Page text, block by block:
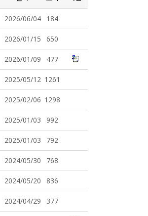
2026/06/04 184
2026/01/15 650
2026/01/09 477
2025/05/12 1261
2025/02/06 1298
2025/01/03 992
2025/01/03 792
2024/05/30 768
2024/05/20 836
2024/04/29 377